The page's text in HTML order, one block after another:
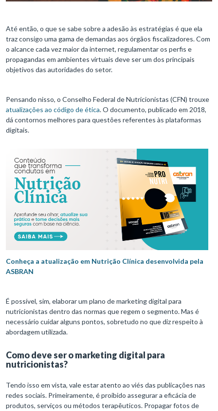
Até então, o que se sabe sobre a adesão às estratégias é que ela
traz consigo uma gama de demandas aos órgãos fiscalizadores. Com
o alcance cada vez maior da internet, regulamentar os perfis e
propagandas em ambientes virtuais deve ser um dos principais
objetivos das autoridades do setor.
Pensando nisso, o Conselho Federal de Nutricionistas (CFN) trouxe
atualizações ao código de ética. O documento, publicado em 2018,
dá contornos melhores para questões referentes às plataformas
digitais.
Conheça a atualização em Nutrição Clínica desenvolvida pela
ASBRAN
É possível, sim, elaborar um plano de marketing digital para
nutricionistas dentro das normas que regem o segmento. Mas é
necessário cuidar alguns pontos, sobretudo no que diz respeito à
abordagem utilizada.
Como deve ser o marketing digital para
nutricionistas?
Tendo isso em vista, vale estar atento ao viés das publicações nas
redes sociais. Primeiramente, é proibido assegurar a eficácia de
produtos, serviços ou métodos terapêuticos. Propagar fotos de